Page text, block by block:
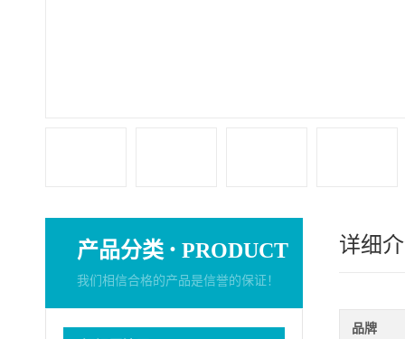
产品分类 · PRODUCT
我们相信合格的产品是信誉的保证！
详细
品牌